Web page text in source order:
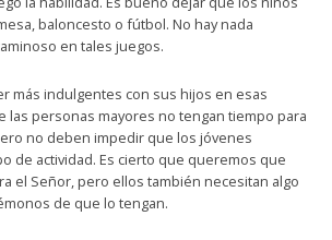
baloncesto o fútbol. No hay nada
en tales juegos.
más indulgentes con sus hijos en esas
las personas mayores no tengan tiempo para
no deben impedir que los jóvenes
de actividad. Es cierto que queremos que
el Señor, pero ellos también necesitan algo
de que lo tengan.